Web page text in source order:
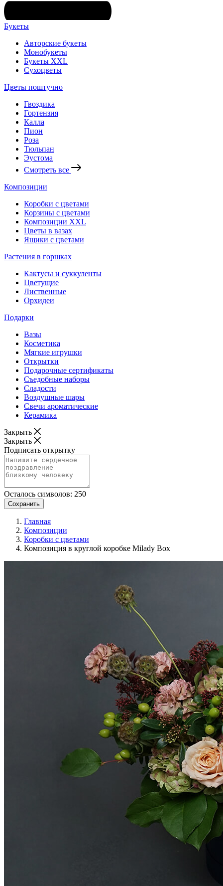
Букеты
Авторские букеты
Монобукеты
Букеты XXL
Сухоцветы
Цветы поштучно
Гвоздика
Гортензия
Калла
Пион
Роза
Тюльпан
Эустома
Смотреть все
Композиции
Коробки с цветами
Корзины с цветами
Композиции XXL
Цветы в вазах
Ящики с цветами
Растения в горшках
Кактусы и суккуленты
Цветущие
Лиственные
Орхидеи
Подарки
Вазы
Косметика
Мягкие игрушки
Открытки
Подарочные сертификаты
Съедобные наборы
Сладости
Воздушные шары
Свечи ароматические
Керамика
Закрыть
Закрыть
Подписать открытку
Осталось символов: 250
Сохранить
Главная
Композиции
Коробки с цветами
Композиция в круглой коробке Milady Box